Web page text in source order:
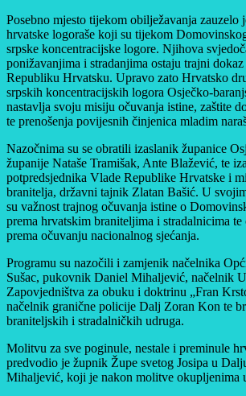
Posebno mjesto tijekom obilježavanja zauzelo
hrvatske logoraše koji su tijekom
srpske koncentracijske logore. Njihova
ponižavanjima i stradanjima ostaju trajni
Republiku Hrvatsku. Upravo zato Hrvatsko
srpskih koncentracijskih logora Osječko-
nastavlja svoju misiju očuvanja istine, zaštite
te prenošenja povijesnih činjenica mladim
Nazočnima su se obratili izaslanik županice
županije Nataše Tramišak, Ante Blažević, te
potpredsjednika Vlade Republike Hrvatske i
branitelja, državni tajnik Zlatan Bašić. U
su važnost trajnog očuvanja istine o
prema hrvatskim braniteljima i stradalnicima
prema očuvanju nacionalnog sjećanja.
Programu su nazočili i zamjenik načelnika
Sušac, pukovnik Daniel Mihaljević, načelnik
Zapovjedništva za obuku i doktrinu „Fran
načelnik granične policije Dalj Zoran Kon te
braniteljskih i stradalničkih udruga.
Molitvu za sve poginule, nestale i preminule
predvodio je župnik Župe svetog Josipa u
Mihaljević, koji je nakon molitve okupljenima